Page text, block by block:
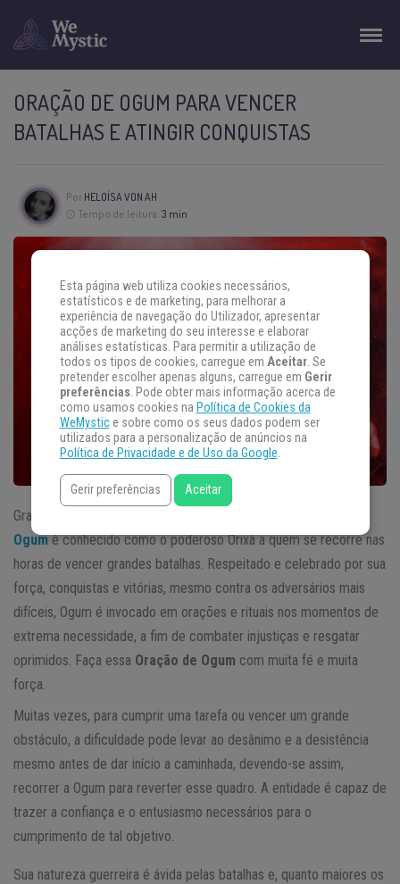
ORAÇÃO DE OGUM PARA VENCER
BATALHAS E ATINGIR CONQUISTAS
Por HELOÍSA VON AH
Tempo de leitura: 3 min
Grande guerreiro, defensor dos injustiçados e das leis divinas,
Ogumé conhecido como o poderoso Orixá a quem se recorre nas
horas de vencer grandes batalhas. Respeitado e celebrado por sua
força, conquistas e vitórias, mesmo contra os adversários mais
difíceis, Ogum é invocado em orações e rituais nos momentos de
extrema necessidade, a fim de combater injustiças e resgatar
oprimidos. Faça essa Oração de Ogum com muita fé e muita
força.
Muitas vezes, para cumprir uma tarefa ou vencer um grande
obstáculo, a dificuldade pode levar ao desânimo e a desistência
mesmo antes de dar início a caminhada, devendo-se assim,
recorrer a Ogum para reverter esse quadro. A entidade é capaz de
trazer a confiança e o entusiasmo necessários para o
cumprimento de tal objetivo.
Sua natureza guerreira é ávida pelas batalhas e, quanto maiores os
Esta página web utiliza cookies necessários,
estatísticos e de marketing, para melhorar a
experiência de navegação do Utilizador, apresentar
acções de marketing do seu interesse e elaborar
análises estatísticas. Para permitir a utilização de
todos os tipos de cookies, carregue em Aceitar. Se
pretender escolher apenas alguns, carregue em Gerir
preferências. Pode obter mais informação acerca de
como usamos cookies na Política de Cookies da
WeMystice sobre como os seus dados podem ser
utilizados para a personalização de anúncios na
Política de Privacidade e de Uso da Google.
Gerir preferências Aceitar